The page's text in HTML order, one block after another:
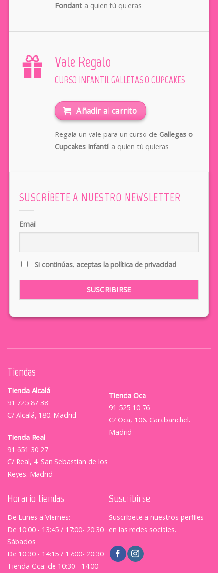
Fondanta quien tú quieras
Vale Regalo
CURSO INFANTIL GALLETAS O CUPCAKES
Añadir al carrito
Regala un vale para un curso de Gallegas o
Cupcakes Infantila quien tú quieras
SUSCRÍBETE A NUESTRO NEWSLETTER
Email
Si continúas, aceptas la política de privacidad
Tiendas
Tienda Alcalá
91 725 87 38
C/ Alcalá, 180. Madrid
Tienda Real
91 651 30 27
C/ Real, 4. San Sebastian de los
Reyes. Madrid
Tienda Oca
91 525 10 76
C/ Oca, 106. Carabanchel.
Madrid
Horario tiendas
De Lunes a Viernes:
De 10:00 - 13:45 / 17:00- 20:30
Sábados:
De 10:30 - 14:15 / 17:00- 20:30
Tienda Oca: de 10:30 - 14:00
Suscribirse
Suscríbete a nuestros perfiles
en las redes sociales.